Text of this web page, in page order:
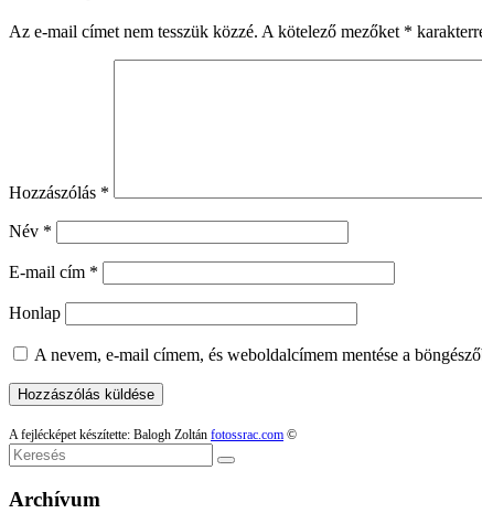
Az e-mail címet nem tesszük közzé. A kötelező mezőket *
Hozzászólás *
Név *
E-mail cím *
Honlap
A nevem, e-mail címem, és weboldalcímem mentése a
A fejlécképet készítette: Balogh Zoltán fotossrac.com ©
Keresés
Archívum